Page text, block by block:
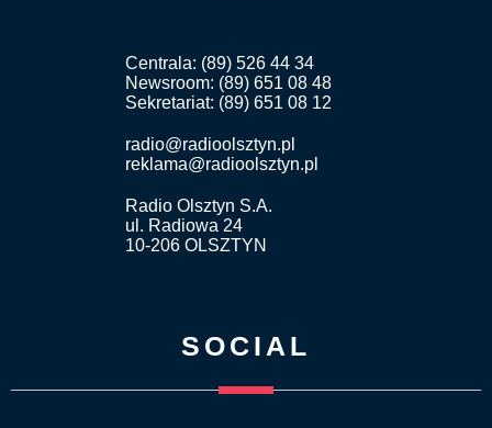
Centrala: (89) 526 44 34
Newsroom: (89) 651 08 48
Sekretariat: (89) 651 08 12
radio@radioolsztyn.pl
reklama@radioolsztyn.pl
Radio Olsztyn S.A.
ul. Radiowa 24
10-206 OLSZTYN
SOCIAL